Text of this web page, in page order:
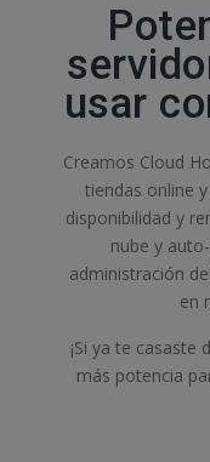
usar
Creamos Cloud
tiendas online
disponibilidad y
nube y
administración
en
¡Si ya te casaste
más potencia